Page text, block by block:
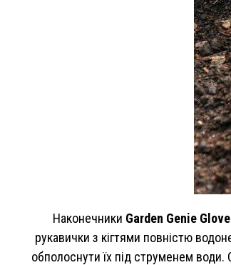
Наконечники Garden Genie
рукавички з кігтями повністю
обполоснути їх під струменем води.